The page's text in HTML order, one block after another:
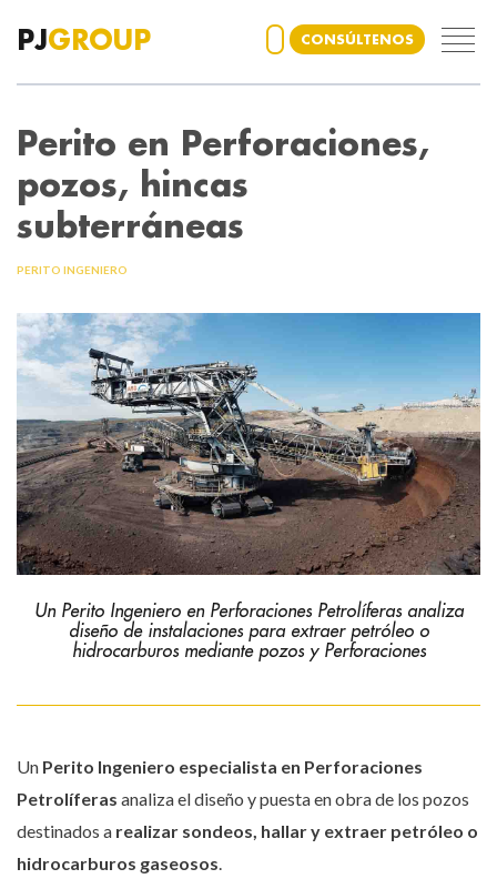
PJGROUP CONSÚLTENOS
Perito en Perforaciones,
pozos, hincas
subterráneas
PERITO INGENIERO
Un Perito Ingeniero en Perforaciones Petrolíferas analiza
diseño de instalaciones para extraer petróleo o
hidrocarburos mediante pozos y Perforaciones
Un Perito Ingeniero especialista en Perforaciones
Petrolíferas analiza el diseño y puesta en obra de los pozos
destinados a realizar sondeos, hallar y extraer petróleo o
hidrocarburos gaseosos